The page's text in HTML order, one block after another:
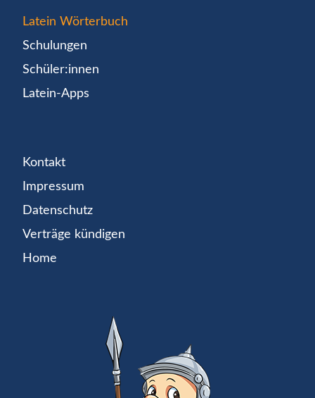
Latein Wörterbuch
Schulungen
Schüler:innen
Latein-Apps
Kontakt
Impressum
Datenschutz
Verträge kündigen
Home